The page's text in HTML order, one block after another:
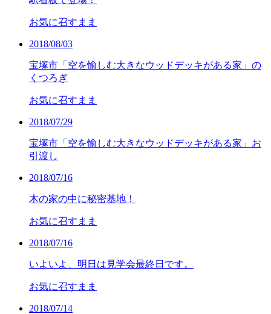
お気に召すまま
2018/08/03
宝塚市「空を愉しむ大きなウッドデッキがある家」の
くつろぎ
お気に召すまま
2018/07/29
宝塚市「空を愉しむ大きなウッドデッキがある家」お
引渡し
2018/07/16
木の家の中に秘密基地！
お気に召すまま
2018/07/16
いよいよ、明日は見学会最終日です。
お気に召すまま
2018/07/14